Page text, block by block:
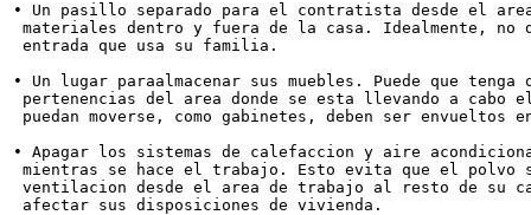
• Un pasillo separado para el contratista desde el
materiales dentro y fuera de la casa. Idealmente, no
entrada que usa su familia.
• Un lugar paraalmacenar sus muebles. Puede que tenga
pertenencias del area donde se esta llevando a
puedan moverse, como gabinetes, deben ser envueltos
• Apagar los sistemas de calefaccion y aire
mientras se hace el trabajo. Esto evita que el
ventilacion desde el area de trabajo al resto de su
afectar sus disposiciones de vivienda.